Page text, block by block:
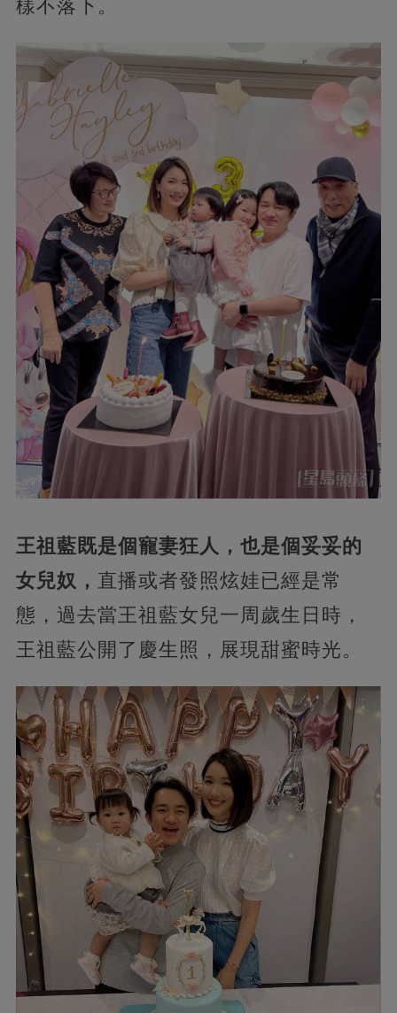
樣不落下。
王祖藍既是個寵妻狂人，也是個妥妥的
女兒奴， 直播或者發照炫娃已經是常
態，過去當王祖藍女兒一周歲生日時，
王祖藍公開了慶生照，展現甜蜜時光。